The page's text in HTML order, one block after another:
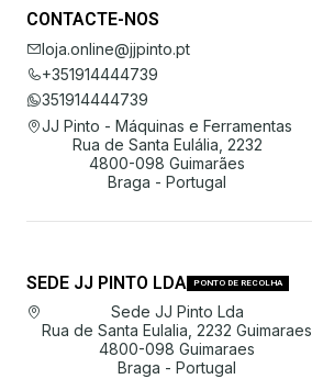
CONTACTE-NOS
loja.online@jjpinto.pt
+351914444739
351914444739
JJ Pinto - Máquinas e Ferramentas
Rua de Santa Eulália, 2232
4800-098 Guimarães
Braga - Portugal
SEDE JJ PINTO LDA PONTO DE RECOLHA
Sede JJ Pinto Lda
Rua de Santa Eulalia, 2232 Guimaraes
4800-098 Guimaraes
Braga - Portugal